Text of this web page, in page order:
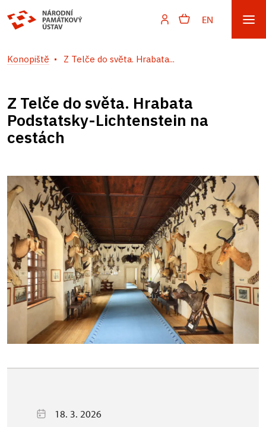
EN
Konopiště Z Telče do světa. Hrabata...
Z Telče do světa. Hrabata
Podstatsky-Lichtenstein na
cestách
18. 3. 2026